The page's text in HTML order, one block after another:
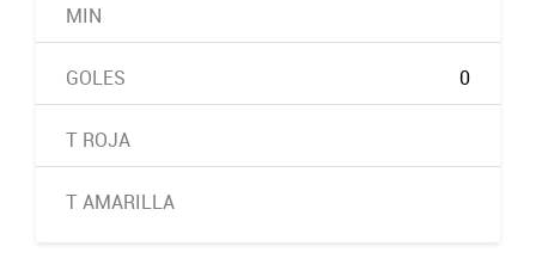
MIN
GOLES 0
T ROJA
T AMARILLA